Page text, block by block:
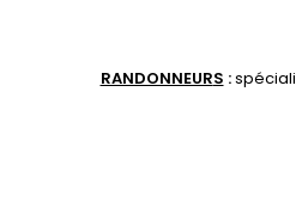
RANDONNEURS :